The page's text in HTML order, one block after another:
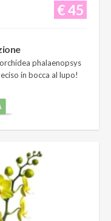
€ 45
phalaenopsys
in bocca al lupo!